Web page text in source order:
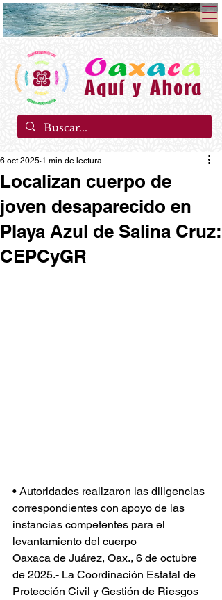
Localizan cuerpo de
joven desaparecido en
Playa Azul de Salina Cruz:
CEPCyGR
6 oct 2025 1 min de lectura
• Autoridades realizaron las diligencias
correspondientes con apoyo de las
instancias competentes para el
levantamiento del cuerpo
Oaxaca de Juárez, Oax., 6 de octubre
de 2025.- La Coordinación Estatal de
Protección Civil y Gestión de Riesgos